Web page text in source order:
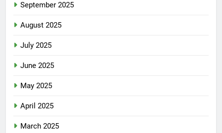
September 2025
August 2025
July 2025
June 2025
May 2025
April 2025
March 2025